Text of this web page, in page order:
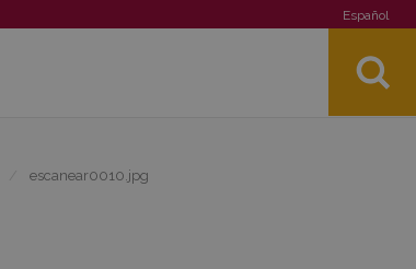
Español
escanear0010.jpg